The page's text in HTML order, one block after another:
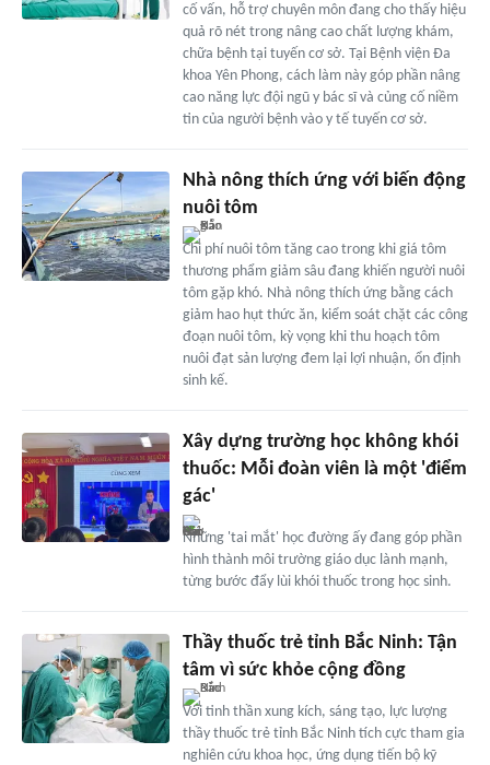
cố vấn, hỗ trợ chuyên môn đang cho thấy hiệu
quả rõ nét trong nâng cao chất lượng khám,
chữa bệnh tại tuyến cơ sở. Tại Bệnh viện Đa
khoa Yên Phong, cách làm này góp phần nâng
cao năng lực đội ngũ y bác sĩ và củng cố niềm
tin của người bệnh vào y tế tuyến cơ sở.
Nhà nông thích ứng với biến động
nuôi tôm
Chi phí nuôi tôm tăng cao trong khi giá tôm
thương phẩm giảm sâu đang khiến người nuôi
tôm gặp khó. Nhà nông thích ứng bằng cách
giảm hao hụt thức ăn, kiểm soát chặt các công
đoạn nuôi tôm, kỳ vọng khi thu hoạch tôm
nuôi đạt sản lượng đem lại lợi nhuận, ổn định
sinh kế.
Xây dựng trường học không khói
thuốc: Mỗi đoàn viên là một 'điểm
gác'
Những 'tai mắt' học đường ấy đang góp phần
hình thành môi trường giáo dục lành mạnh,
từng bước đẩy lùi khói thuốc trong học sinh.
Thầy thuốc trẻ tỉnh Bắc Ninh: Tận
tâm vì sức khỏe cộng đồng
Với tinh thần xung kích, sáng tạo, lực lượng
thầy thuốc trẻ tỉnh Bắc Ninh tích cực tham gia
nghiên cứu khoa học, ứng dụng tiến bộ kỹ